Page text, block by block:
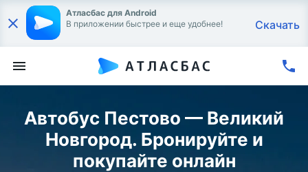
Атласбас для Android
В приложении быстрее и еще удобнее!
Скачать
Автобус Пестово — Великий
Новгород. Бронируйте и
покупайте онлайн